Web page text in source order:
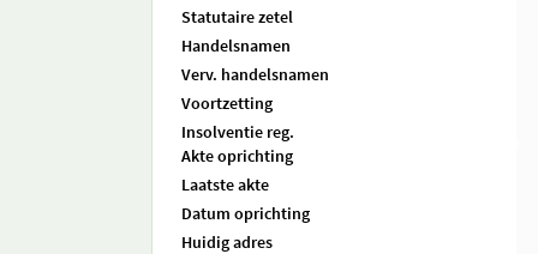
Statutaire zetel
Handelsnamen
Verv. handelsnamen
Voortzetting
Insolventie reg.
Akte oprichting
Laatste akte
Datum oprichting
Huidig adres